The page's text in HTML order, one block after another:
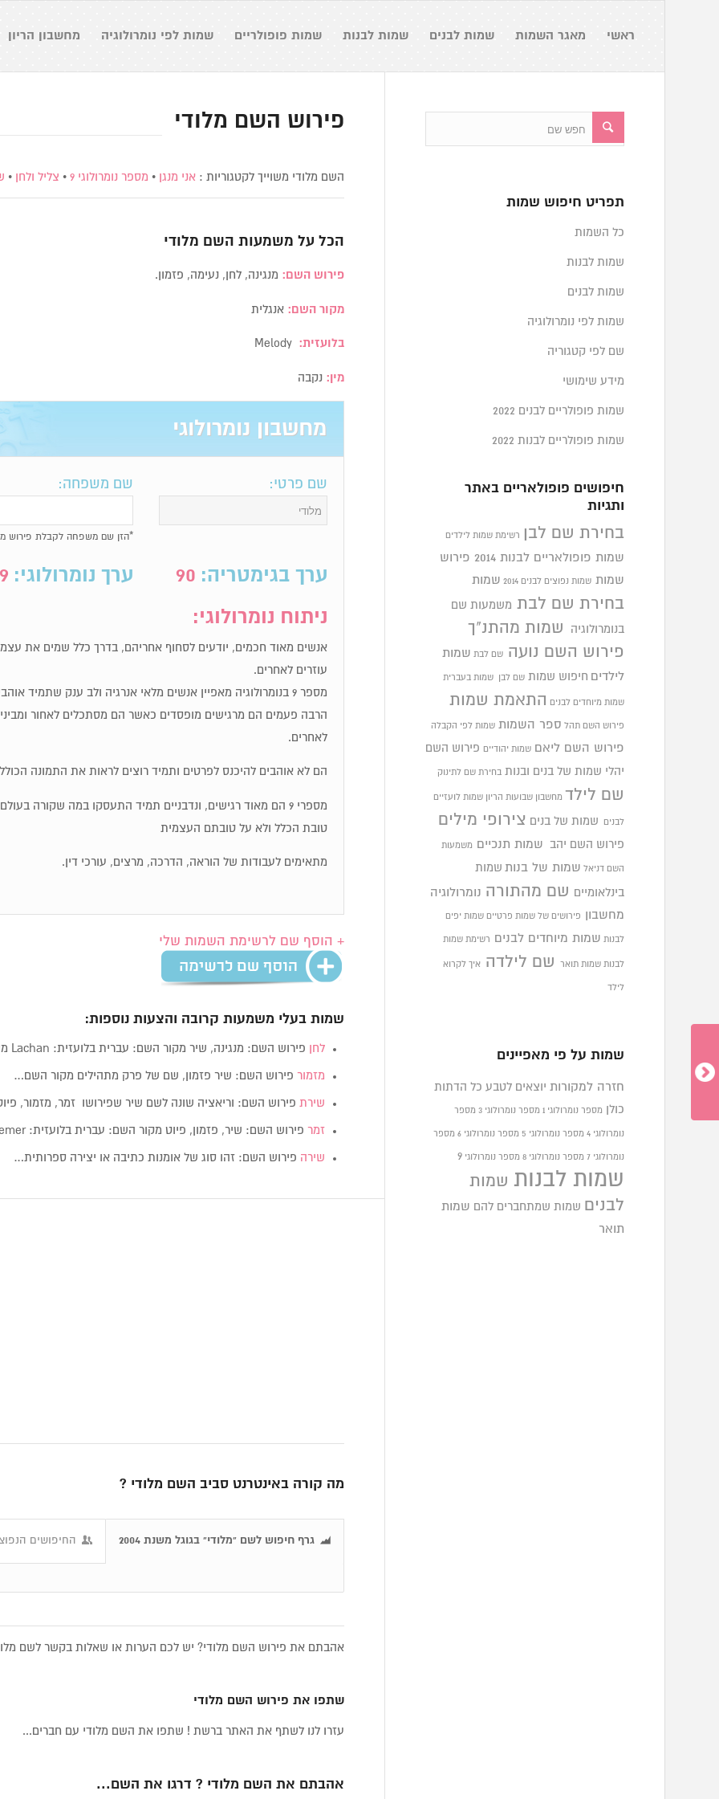
ראשי מאגר השמות שמות לבנים שמות לבנות שמות פופולריים שמות לפי נומרולוגיה מחשבון הריון
פירוש השם מלודי
השם מלודי משוייך לקטגוריות :אני מנגן • מספר נומרולוגי 9 • צליל ולחן •
הכל על משמעות השם מלודי
פירוש השם: מנגינה, לחן, נעימה, פזמון.
מקור השם: אנגלית
בלועזית: Melody
מין: נקבה
מחשבון נומרולוגי
שם פרטי: שם משפחה:
*הזן שם משפחה לקבלת פירוש
ערך בגימטריה: 90 ערך נומרולוגי: 9
ניתוח נומרולוגי:
אנשים מאוד חכמים, יודעים לסחוף אחריהם, בדרך כלל שמים את
עוזרים לאחרים.
מספר 9 בנומרולוגיה מאפיין אנשים מלאי אנרגיה ולב ענק
הרבה פעמים הם מרגישים מופסדים כאשר הם מסתכלים לאחור
לאחרים.
הם לא אוהבים להיכנס לפרטים ותמיד רוצים לראות את התמונה
מספרי 9 הם מאוד רגישים, ונדבניים תמיד התעסקו במה שקורה
טובת הכלל ולא על טובתם העצמית
מתאימים לעבודות של הוראה, הדרכה, מרצים, עורכי דין.
+ הוסף שם לרשימת השמות שלי
שמות בעלי משמעות קרובה והצעות נוספות:
לחן פירוש השם: מנגינה, שיר מקור השם: עברית בלועזית: Lachan מין: זכרנקבה…
מזמור פירוש השם: שיר פזמון, שם של פרק מתהילים מקור השם…
שירת פירוש השם: וריאציה שונה לשם שיר שפירושו זמר, מזמור,
זמר פירוש השם: שיר, פזמון, פיוט מקור השם: עברית בלועזית: Zemer מין:…
שירה פירוש השם: זהו סוג של אומנות כתיבה או יצירה ספרותית…
מה קורה באינטרנט סביב השם מלודי ?
גרף חיפוש לשם "מלודי" בגוגל משנת 2004 החיפושים
אהבתם את פירוש השם מלודי? יש לכם הערות או שאלות בקשר לשם
שתפו את פירוש השם מלודי
עזרו לנו לשתף את האתר ברשת ! שתפו את השם מלודי עם חברים...
אהבתם את השם מלודי ? דרגו את השם...
תפריט חיפוש שמות
כל השמות
שמות לבנות
שמות לבנים
שמות לפי נומרולוגיה
שם לפי קטגוריה
מידע שימושי
שמות פופולריים לבנים 2022
שמות פופולריים לבנות 2022
חיפושים פופולאריים באתר
ותגיות
בחירת שם לבן רשימת שמות לילדים
שמות פופולאריים לבנות 2014 פירוש
שמות שמות נפוצים לבנים 2014 שמות
בחירת שם לבת משמעות שם
בנומרולוגיה
שמות מהתנ"ך
פירוש השם נועה
שם לבת שמות
לילדים חיפוש שמות שם לבן שמות בעברית
שמות מיוחדים לבנים התאמת שמות
פירוש השם תהל ספר השמות שמות לפי הקבלה
פירוש השם ליאם שמות יהודיים פירוש השם
יהלי שמות של בנים ובנות בחירת שם לתינוק
שם לילד מחשבון שבועות הריון שמות לועזיים
לבנים שמות של בנים צירופי מילים
פירוש השם יהב שמות תנכיים משמעות
השם דניאל שמות של בנות שמות
בינלאומיים שם מהתורה נומרולוגיה
מחשבון פירושים של שמות פרטיים שמות יפים
לבנות שמות מיוחדים לבנים רשימת שמות
לבנות שמות תואר שם לילדה איך לקרוא
לילד
שמות על פי מאפיינים
חזרה למקורות יוצאים לטבע כל הדתות
כולן מספר נומרולוגי 1 מספר נומרולוגי 3 מספר
נומרולוגי 4 מספר נומרולוגי 5 מספר נומרולוגי 6 מספר
נומרולוגי 7 מספר נומרולוגי 8 מספר נומרולוגי9
שמות לבנות שמות
לבנים
שמות שמתחברים להם שמות
תואר